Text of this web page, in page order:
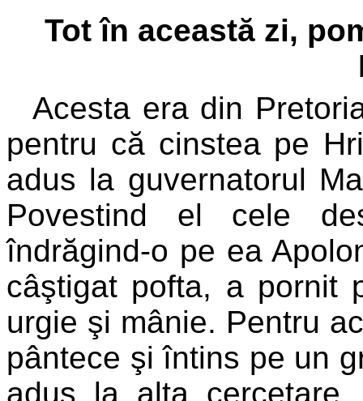
Tot în această zi,
Acesta era din
pentru că cinstea pe
adus la guvernatorul
Povestind el cele
îndrăgind-o pe ea
câştigat pofta, a pornit
urgie şi mânie. Pentru
pântece şi întins pe un
adus la alta